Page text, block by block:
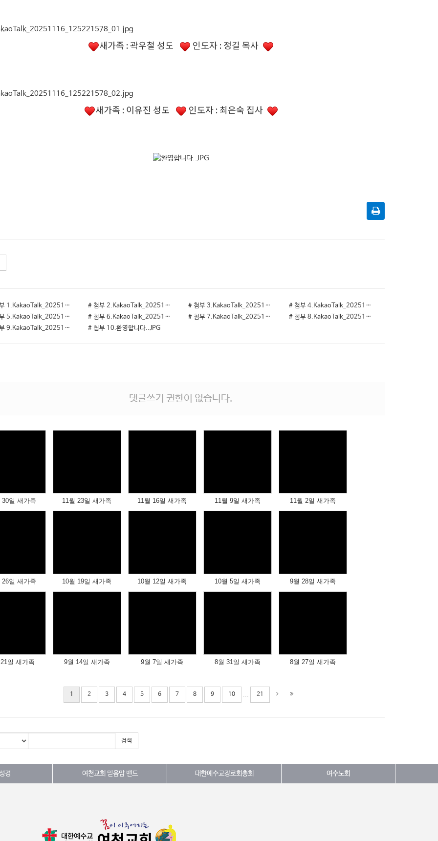
새가족 : 곽우철 성도 인도자 : 정길 목사
새가족 : 이유진 성도 인도자 : 최은숙 집사
# 첨부 1.KakaoTalk_20251116_112234318.jpg # 첨부 2.KakaoTalk_20251116_112234318_01.jpg # 첨부 3.KakaoTalk_20251116_112234318_02.jpg
# 첨부 4.KakaoTalk_20251116_112400932.jpg
# 첨부 5.KakaoTalk_20251116_112400932_01.jpg
# 첨부 6.KakaoTalk_20251116_112739908.jpg # 첨부 7.KakaoTalk_20251116_125221578.jpg
# 첨부 8.KakaoTalk_20251116_125221578_01.jpg
# 첨부 9.KakaoTalk_20251116_125221578_02.jpg
# 첨부 10.환영합니다..JPG
댓글쓰기 권한이 없습니다.
30일 새가족 11월 23일 새가족 11월 16일 새가족 11월 9일 새가족 11월 2일 새가족
26일 새가족 10월 19일 새가족 10월 12일 새가족 10월 5일 새가족 9월 28일 새가족
일 새가족 9월 14일 새가족 9월 7일 새가족 8월 31일 새가족 8월 27일 새가족
1 2 3 4 5 6 7 8 9 10 ... 21
검색
경 여천교회 믿음맘 밴드 대한예수교장로회총회 여수노회